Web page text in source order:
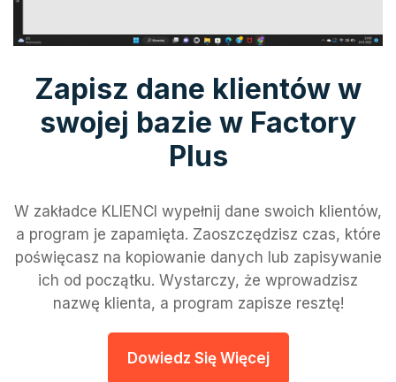
Zapisz dane klientów w
swojej bazie w Factory
Plus
W zakładce KLIENCI wypełnij dane swoich klientów,
a program je zapamięta. Zaoszczędzisz czas, które
poświęcasz na kopiowanie danych lub zapisywanie
ich od początku. Wystarczy, że wprowadzisz
nazwę klienta, a program zapisze resztę!
Dowiedz Się Więcej